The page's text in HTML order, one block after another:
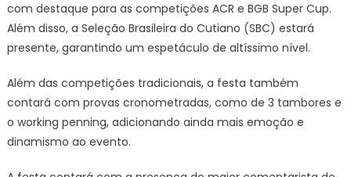
com destaque para as competições ACR e BGB Super Cup.
Além disso, a Seleção Brasileira do Cutiano (SBC) estará
presente, garantindo um espetáculo de altíssimo nível.
Além das competições tradicionais, a festa também
contará com provas cronometradas, como de 3 tambores e
o working penning, adicionando ainda mais emoção e
dinamismo ao evento.